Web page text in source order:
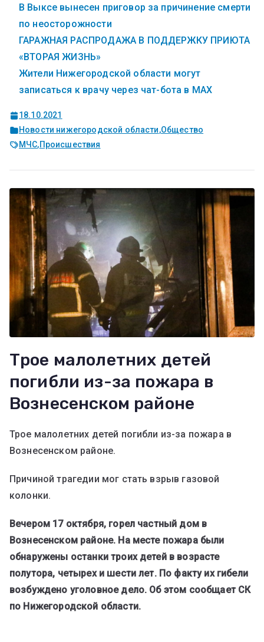
В Выксе вынесен приговор за причинение смерти
по неосторожности
ГАРАЖНАЯ РАСПРОДАЖА В ПОДДЕРЖКУ ПРИЮТА
«ВТОРАЯ ЖИЗНЬ»
Жители Нижегородской области могут
записаться к врачу через чат-бота в MAX
18.10.2021
Новости нижегородской области,Общество
МЧС,Происшествия
Трое малолетних детей
погибли из-за пожара в
Вознесенском районе
Трое малолетних детей погибли из-за пожара в
Вознесенском районе.
Причиной трагедии мог стать взрыв газовой
колонки.
Вечером 17 октября, горел частный дом в
Вознесенском районе. На месте пожара были
обнаружены останки троих детей в возрасте
полутора, четырех и шести лет. По факту их гибели
возбуждено уголовное дело. Об этом сообщает СК
по Нижегородской области.